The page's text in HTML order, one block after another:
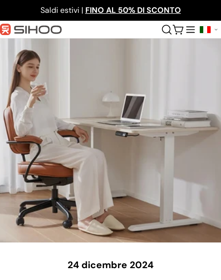
al
contenuto
Saldi estivi | FINO AL 50% DI SCONTO
Carrello
24 dicembre 2024